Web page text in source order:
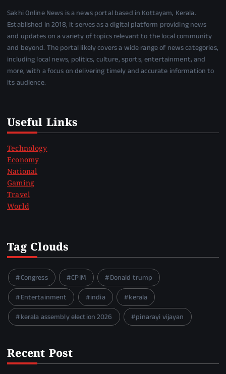
Sakhi Online News is a news portal based in Kottayam, Kerala.
Established in 2018, it serves as a digital platform providing news
and updates on a variety of topics relevant to the local community
and beyond. The portal likely covers a wide range of news categories,
including local news, politics, culture, sports, entertainment, and
more, with a focus on delivering timely and accurate information to
its audience.
Useful Links
Technology
Economy
National
Gaming
Travel
World
Tag Clouds
Congress CPIM
Donald trump
Entertainment
india
kerala
kerala assembly election 2026
pinarayi vijayan
Recent Post